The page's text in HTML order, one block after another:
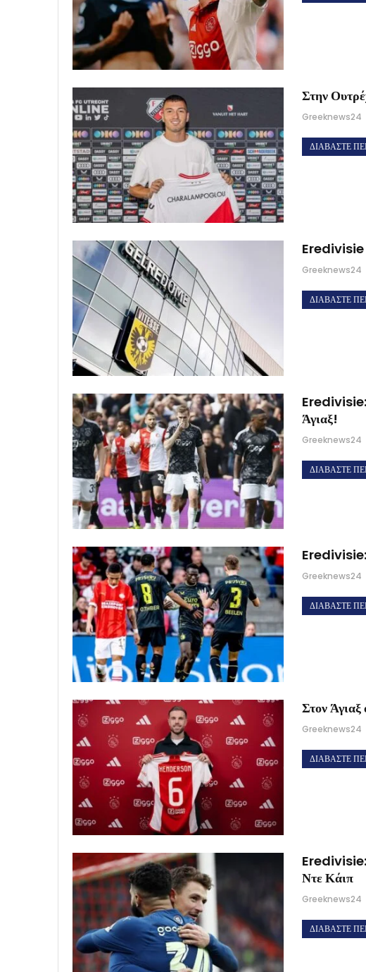
Στην
Greeknews24
ΔΙΑΒΆΣΤΕ
Eredivisie
Greeknews24
ΔΙΑΒΆΣΤΕ
Eredivisie:
Άγιαξ!
Greeknews24
ΔΙΑΒΆΣΤΕ
Eredivisie:
Greeknews24
ΔΙΑΒΆΣΤΕ
Στον Άγιαξ
Greeknews24
ΔΙΑΒΆΣΤΕ
Eredivisie:
Ντε Κάιπ
Greeknews24
ΔΙΑΒΆΣΤΕ